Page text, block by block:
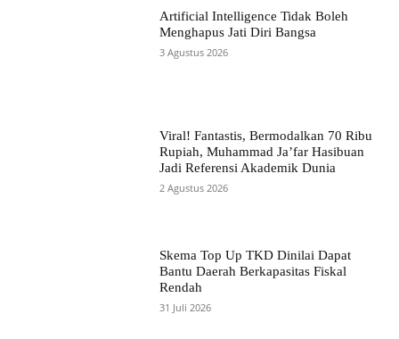
Artificial Intelligence Tidak Boleh
Menghapus Jati Diri Bangsa
3 Agustus 2026
Viral! Fantastis, Bermodalkan 70 Ribu
Rupiah, Muhammad Ja’far Hasibuan
Jadi Referensi Akademik Dunia
2 Agustus 2026
Skema Top Up TKD Dinilai Dapat
Bantu Daerah Berkapasitas Fiskal
Rendah
31 Juli 2026